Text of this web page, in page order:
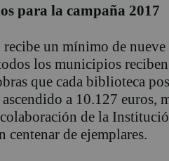
para la campaña 2017
un mínimo de
los municipios
que cada biblioteca
a 10.127 euros,
de la
centenar de ejemplares.